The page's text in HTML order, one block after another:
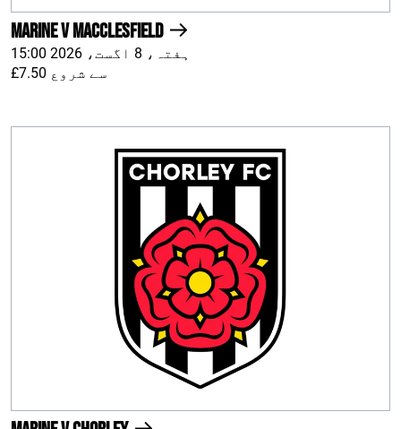
Marine v Macclesfield
ہفتہ، 8 اگست، 2026 15:00
£7.50 سے شروع